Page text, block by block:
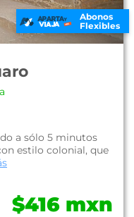
Abonos
Flexibles
a sólo 5 minutos
estilo colonial, que
$416 mxn